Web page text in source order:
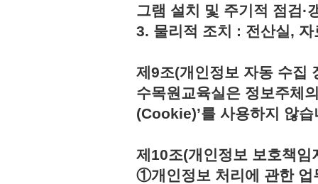
그램 설치 및 주기적 점검·
3. 물리적 조치 : 전산실,
제9조(개인정보 자동 수집
수목원교육실은 정보주체
(Cookie)’를 사용하지 않습
제10조(개인정보 보호책임
①개인정보 처리에 관한 업